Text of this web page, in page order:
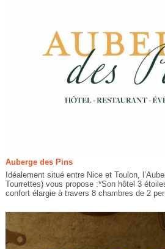
Auberge des Pins
Idéalement situé entre Nice et Toulon,
Tourrettes) vous propose :*Son hôtel 3
confort élargie à travers 8 chambres de 2